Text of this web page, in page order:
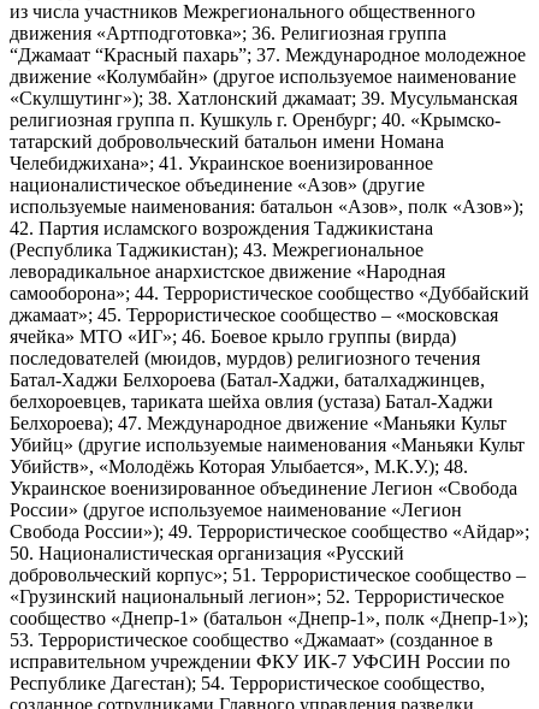
из числа участников Межрегионального общественного
движения «Артподготовка»; 36. Религиозная группа
“Джамаат “Красный пахарь”; 37. Международное молодежное
движение «Колумбайн» (другое используемое наименование
«Скулшутинг»); 38. Хатлонский джамаат; 39. Мусульманская
религиозная группа п. Кушкуль г. Оренбург; 40. «Крымско-
татарский добровольческий батальон имени Номана
Челебиджихана»; 41. Украинское военизированное
националистическое объединение «Азов» (другие
используемые наименования: батальон «Азов», полк «Азов»);
42. Партия исламского возрождения Таджикистана
(Республика Таджикистан); 43. Межрегиональное
леворадикальное анархистское движение «Народная
самооборона»; 44. Террористическое сообщество «Дуббайский
джамаат»; 45. Террористическое сообщество – «московская
ячейка» МТО «ИГ»; 46. Боевое крыло группы (вирда)
последователей (мюидов, мурдов) религиозного течения
Батал-Хаджи Белхороева (Батал-Хаджи, баталхаджинцев,
белхороевцев, тариката шейха овлия (устаза) Батал-Хаджи
Белхороева); 47. Международное движение «Маньяки Культ
Убийц» (другие используемые наименования «Маньяки Культ
Убийств», «Молодёжь Которая Улыбается», М.К.У.); 48.
Украинское военизированное объединение Легион «Свобода
России» (другое используемое наименование «Легион
Свобода России»); 49. Террористическое сообщество «Айдар»;
50. Националистическая организация «Русский
добровольческий корпус»; 51. Террористическое сообщество –
«Грузинский национальный легион»; 52. Террористическое
сообщество «Днепр-1» (батальон «Днепр-1», полк «Днепр-1»);
53. Террористическое сообщество «Джамаат» (созданное в
исправительном учреждении ФКУ ИК-7 УФСИН России по
Республике Дагестан); 54. Террористическое сообщество,
созданное сотрудниками Главного управления разведки